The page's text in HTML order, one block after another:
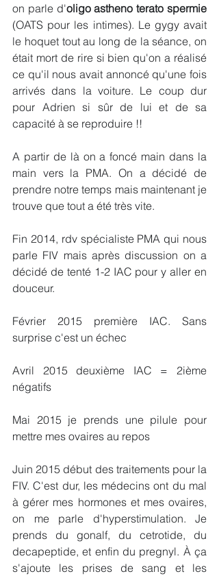
on parle d'oligo astheno terato spermie
(OATS pour les intimes). Le gygy avait
le hoquet tout au long de la séance, on
était mort de rire si bien qu'on a réalisé
ce qu'il nous avait annoncé qu'une fois
arrivés dans la voiture. Le coup dur
pour Adrien si sûr de lui et de sa
capacité à se reproduire !!
A partir de là on a foncé main dans la
main vers la PMA. On a décidé de
prendre notre temps mais maintenant je
trouve que tout a été très vite.
Fin 2014, rdv spécialiste PMA qui nous
parle FIV mais après discussion on a
décidé de tenté 1-2 IAC pour y aller en
douceur.
Février 2015 première IAC. Sans
surprise c'est un échec
Avril 2015 deuxième IAC = 2ième
négatifs
Mai 2015 je prends une pilule pour
mettre mes ovaires au repos
Juin 2015 début des traitements pour la
FIV. C'est dur, les médecins ont du mal
à gérer mes hormones et mes ovaires,
on me parle d'hyperstimulation. Je
prends du gonalf, du cetrotide, du
decapeptide, et enfin du pregnyl. À ça
s'ajoute les prises de sang et les